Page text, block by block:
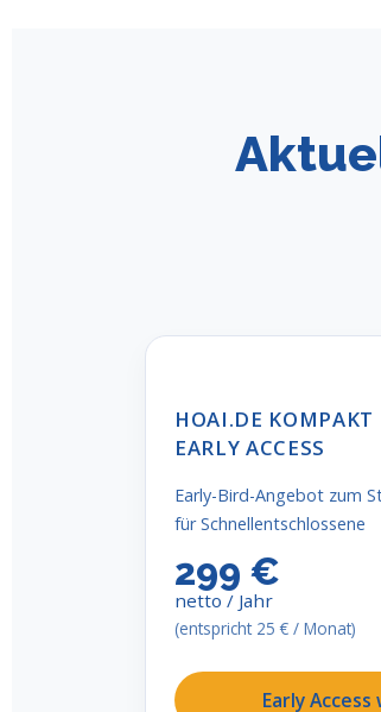
HOAI.DE KOMPAKT
EARLY ACCESS
Early-Bird-Angebot zum
für Schnellentschlossene
299 €
netto / Jahr
(entspricht 25 € / Monat)
Early Access